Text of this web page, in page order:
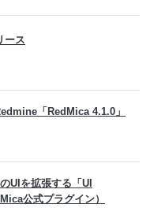
ース
「RedMica 4.1.0」
UIを拡張する「UI
公式プラグイン）